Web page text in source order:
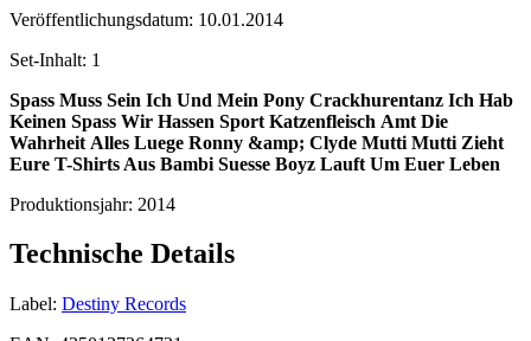
Veröffentlichungsdatum: 10.01.2014
Set-Inhalt: 1
Spass Muss Sein Ich Und Mein Pony Crackhurentanz Ich Hab
Keinen Spass Wir Hassen Sport Katzenfleisch Amt Die
Wahrheit Alles Luege Ronny &amp; Clyde Mutti Mutti Zieht
Eure T-Shirts Aus Bambi Suesse Boyz Lauft Um Euer Leben
Produktionsjahr: 2014
Technische Details
Label: Destiny Records